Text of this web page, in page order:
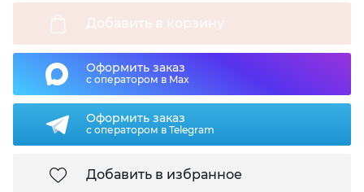
Добавить в корзину
Оформить заказ
с оператором в Max
Оформить заказ
с оператором в Telegram
Добавить в избранное